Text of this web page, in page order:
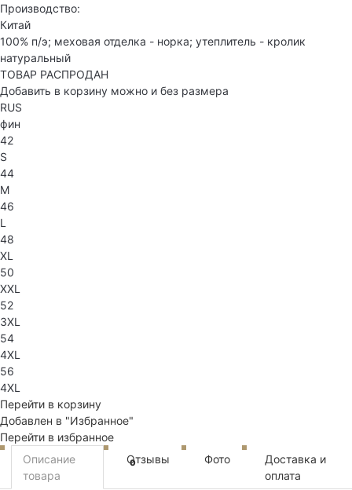
Производство:
Китай
100% п/э; меховая отделка - норка; утеплитель - кролик
натуральный
ТОВАР РАСПРОДАН
Добавить в корзину можно и без размера
RUS
фин
42
S
44
M
46
L
48
XL
50
XXL
52
3XL
54
4XL
56
4XL
Перейти в корзину
Добавлен в "Избранное"
Перейти в избранное
Описание
товара
Отзывы
0 Фото
Доставка и
оплата